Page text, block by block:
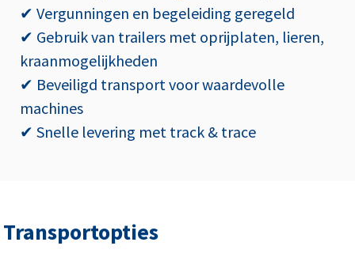
✔ Vergunningen en begeleiding geregeld
✔ Gebruik van trailers met oprijplaten, lieren,
kraanmogelijkheden
✔ Beveiligd transport voor waardevolle
machines
✔ Snelle levering met track & trace
Transportopties